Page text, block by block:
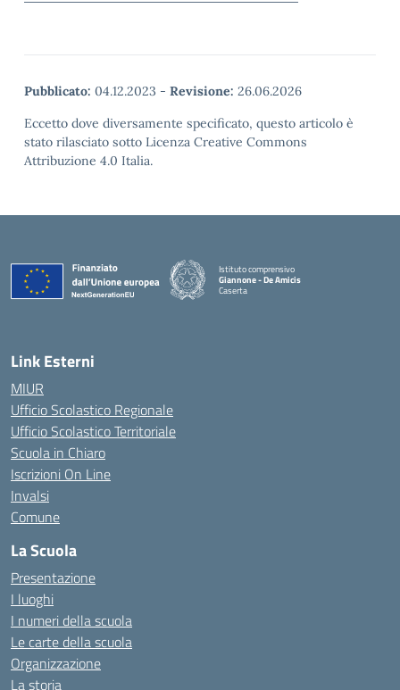
Pubblicato: 04.12.2023 - Revisione: 26.06.2026
Eccetto dove diversamente specificato, questo articolo è
stato rilasciato sotto Licenza Creative Commons
Attribuzione 4.0 Italia.
Istituto comprensivo
Giannone - De Amicis
Caserta
Link Esterni
MIUR
Ufficio Scolastico Regionale
Ufficio Scolastico Territoriale
Scuola in Chiaro
Iscrizioni On Line
Invalsi
Comune
La Scuola
Presentazione
I luoghi
I numeri della scuola
Le carte della scuola
Organizzazione
La storia